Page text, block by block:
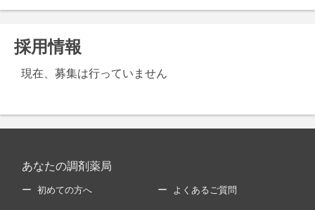
採用情報
現在、募集は行っていません
あなたの調剤薬局
初めての方へ よくあるご質問